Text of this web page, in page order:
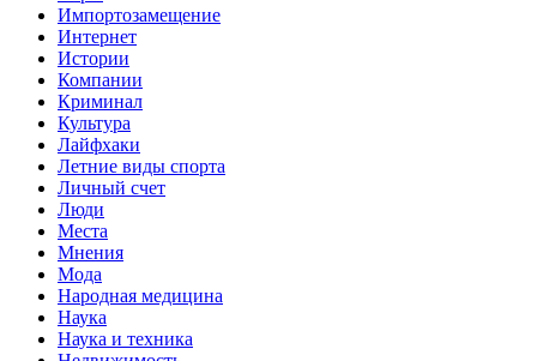
Импортозамещение
Интернет
Истории
Компании
Криминал
Культура
Лайфхаки
Летние виды спорта
Личный счет
Люди
Места
Мнения
Мода
Народная медицина
Наука
Наука и техника